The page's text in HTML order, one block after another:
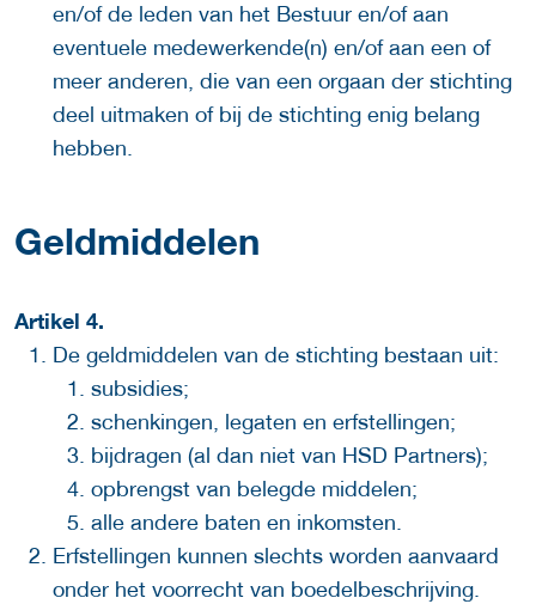
en/of de leden van het Bestuur en/of aan
eventuele medewerkende(n) en/of aan een of
meer anderen, die van een orgaan der stichting
deel uitmaken of bij de stichting enig belang
hebben.
Geldmiddelen
Artikel 4.
De geldmiddelen van de stichting bestaan uit:
subsidies;
schenkingen, legaten en erfstellingen;
bijdragen (al dan niet van HSD Partners);
opbrengst van belegde middelen;
alle andere baten en inkomsten.
Erfstellingen kunnen slechts worden aanvaard
onder het voorrecht van boedelbeschrijving.